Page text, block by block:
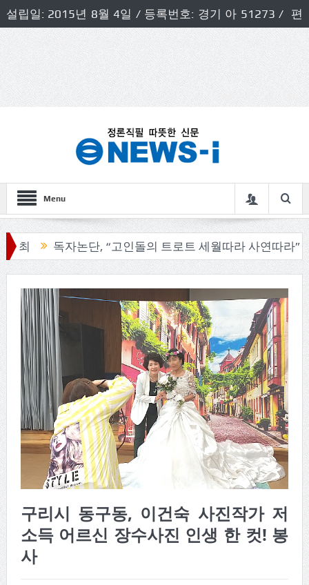
설립일: 2015년 8월 4일 / 등록번호: 경기 아 51273 / 편
집인 및 발행인: 허득천 / 개인정보책임자 및 청소년보호호
책임자: 최상규
Menu
독자논단, “고인돌의 트로트 세월따라 사연따라” 구
구리시 동구동, 이건숙 사진작가 저
소득 어르신 장수사진 인생 한 컷! 봉
사